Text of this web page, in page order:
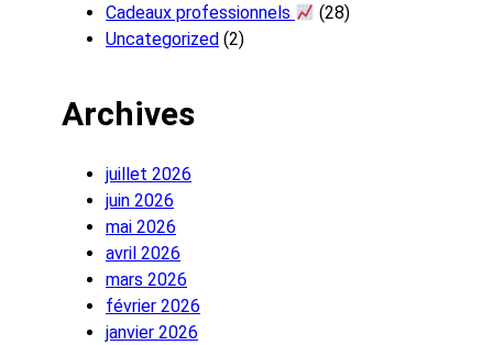
Cadeaux professionnels
(28)
Uncategorized (2)
Archives
juillet 2026
juin 2026
mai 2026
avril 2026
mars 2026
février 2026
janvier 2026